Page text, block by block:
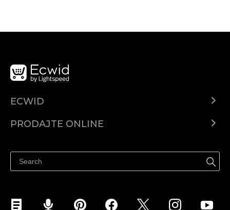
ECWID
PRODAJTE ONLINE